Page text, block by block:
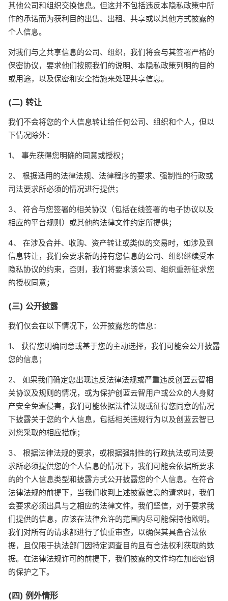
其他公司和组织交换信息。但这并不包括违反本隐私政策中所
作的承诺而为获利目的出售、出租、共享或以其他方式披露的
个人信息。
对我们与之共享信息的公司、组织，我们将会与其签署严格的
保密协议，要求他们按照我们的说明、本隐私政策列明的目的
或用途，以及保密和安全措施来处理共享信息。
(二) 转让
我们不会将您的个人信息转让给任何公司、组织和个人，但以
下情况除外：
1、 事先获得您明确的同意或授权；
2、 根据适用的法律法规、法律程序的要求、强制性的行政或
司法要求所必须的情况进行提供；
3、 符合与您签署的相关协议（包括在线签署的电子协议以及
相应的平台规则）或其他的法律文件约定所提供；
4、 在涉及合并、收购、资产转让或类似的交易时，如涉及到
信息转让，我们会要求新的持有您信息的公司、组织继续受本
隐私协议的约束，否则，我们将要求该公司、组织重新征求您
的授权同意；
(三) 公开披露
我们仅会在以下情况下，公开披露您的信息：
1、 获得您明确同意或基于您的主动选择，我们可能会公开披露
您的信息；
2、 如果我们确定您出现违反法律法规或严重违反创蓝云智相
关协议及规则的情况，或为保护创蓝云智用户或公众的人身财
产安全免遭侵害，我们可能依据法律法规或征得您同意的情况
下披露关于您的个人信息，包括相关违规行为以及创蓝云智已
对您采取的相应措施；
3、 根据法律法规的要求，或根据强制性的行政执法或司法要
求所必须提供您的个人信息的情况下，我们可能会依据所要求
的的个人信息类型和披露方式公开披露您的个人信息。在符合
法律法规的前提下，当我们收到上述披露信息的请求时，我们
会要求必须出具与之相应的法律文件。我们坚信，对于要求我
们提供的信息，应该在法律允许的范围内尽可能保持他欧明。
我们对所有的请求都进行了慎重审查，以确保其具备合法依
据，且仅限于执法部门因特定调查目的且有合法权利获取的数
据。在法律法规许可的前提下，我们披露的文件均在加密密钥
的保护之下。
(四) 例外情形